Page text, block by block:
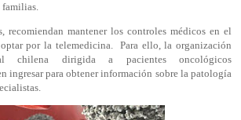
familias.
recomiendan mantener los controles médicos en el
por la telemedicina. Para ello, la organización
chilena dirigida a pacientes oncológicos
ingresar para obtener información sobre la patología